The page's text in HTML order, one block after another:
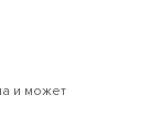
и может